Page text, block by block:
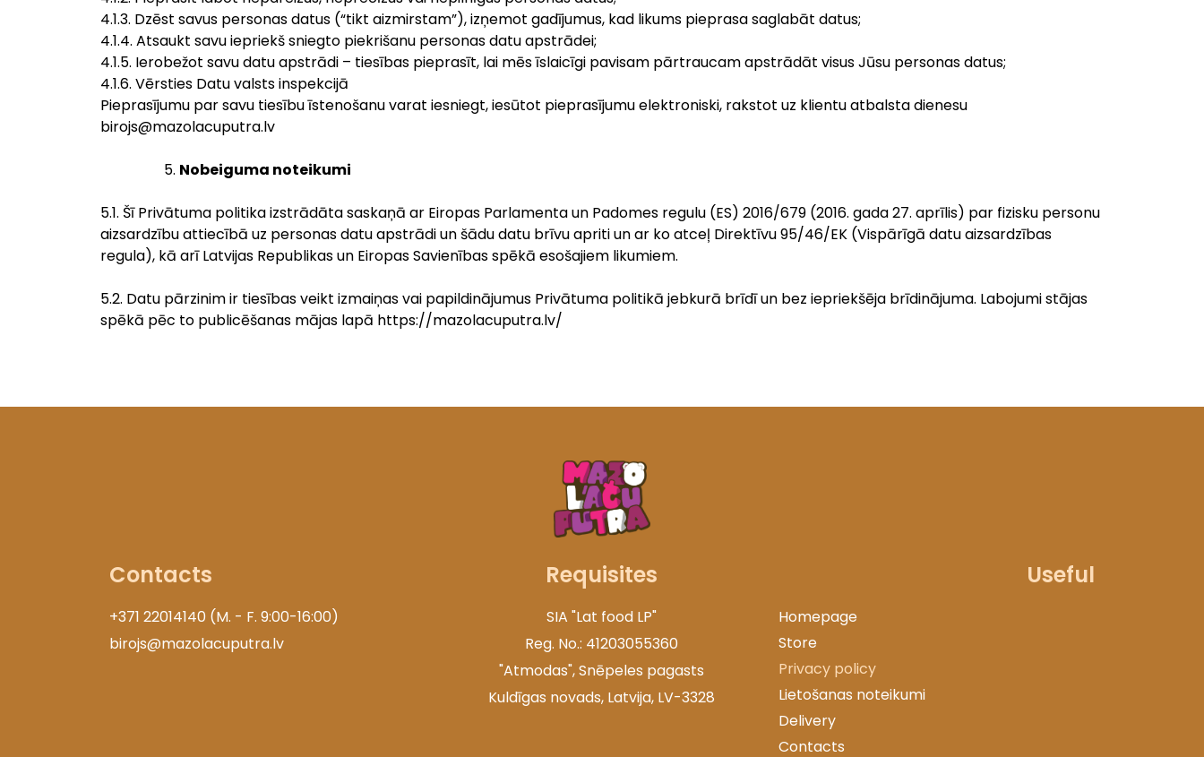
4.1.3. Dzēst savus personas datus (“tikt aizmirstam”), izņemot gadījumus, kad likums pieprasa saglabāt datus;
4.1.4. Atsaukt savu iepriekš sniegto piekrišanu personas datu apstrādei;
4.1.5. Ierobežot savu datu apstrādi – tiesības pieprasīt, lai mēs īslaicīgi pavisam pārtraucam apstrādāt visus Jūsu personas datus;
4.1.6. Vērsties Datu valsts inspekcijā
Pieprasījumu par savu tiesību īstenošanu varat iesniegt, iesūtot pieprasījumu elektroniski, rakstot uz klientu atbalsta dienesu
birojs@mazolacuputra.lv
Nobeiguma noteikumi
5.1. Šī Privātuma politika izstrādāta saskaņā ar Eiropas Parlamenta un Padomes regulu (ES) 2016/679 (2016. gada 27. aprīlis) par fizisku personu
aizsardzību attiecībā uz personas datu apstrādi un šādu datu brīvu apriti un ar ko atceļ Direktīvu 95/46/EK (Vispārīgā datu aizsardzības
regula), kā arī Latvijas Republikas un Eiropas Savienības spēkā esošajiem likumiem.
5.2. Datu pārzinim ir tiesības veikt izmaiņas vai papildinājumus Privātuma politikā jebkurā brīdī un bez iepriekšēja brīdinājuma. Labojumi stājas
spēkā pēc to publicēšanas mājas lapā https://mazolacuputra.lv/
Contacts
+371 22014140 (M. - F. 9:00-16:00)
birojs@mazolacuputra.lv
Requisites
SIA "Lat food LP"
Reg. No.: 41203055360
"Atmodas", Snēpeles pagasts
Kuldīgas novads, Latvija, LV-3328
Useful
Homepage
Store
Privacy policy
Lietošanas noteikumi
Delivery
Contacts